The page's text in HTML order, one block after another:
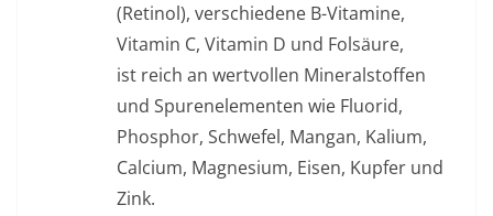
(Retinol), verschiedene B-Vitamine,
Vitamin C, Vitamin D und Folsäure,
ist reich an wertvollen Mineralstoffen
und Spurenelementen wie Fluorid,
Phosphor, Schwefel, Mangan, Kalium,
Calcium, Magnesium, Eisen, Kupfer und
Zink.